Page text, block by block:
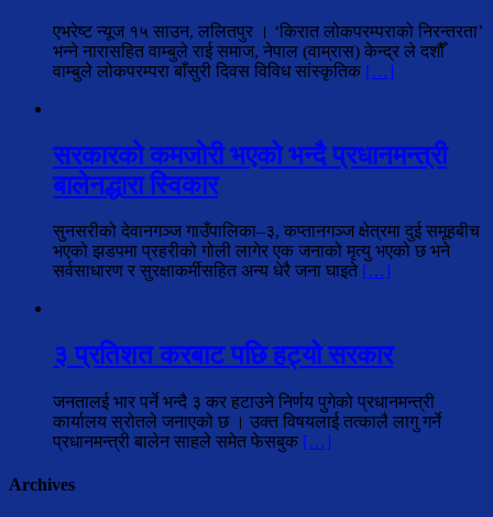
एभरेष्ट न्यूज १५ साउन, ललितपुर । ‘किरात लोकपरम्पराको निरन्तरता’
भन्ने नारासहित वाम्बुले राई समाज, नेपाल (वाम्रास) केन्द्र ले दशौँ
वाम्बुले लोकपरम्परा बाँसुरी दिवस विविध सांस्कृतिक […]
सरकारको कमजोरी भएको भन्दै प्रधानमन्त्री
बालेनद्धारा स्विकार
सुनसरीको देवानगञ्ज गाउँपालिका–३, कप्तानगञ्ज क्षेत्रमा दुई समूहबीच
भएको झडपमा प्रहरीको गोली लागेर एक जनाको मृत्यु भएको छ भने
सर्वसाधारण र सुरक्षाकर्मीसहित अन्य धेरै जना घाइते […]
३ प्रतिशत करबाट पछि हट्यो सरकार
जनतालई भार पर्ने भन्दै ३ कर हटाउने निर्णय पुगेको प्रधानमन्त्री
कार्यालय स्रोतले जनाएको छ । उक्त विषयलाई तत्कालै लागु गर्ने
प्रधानमन्त्री बालेन साहले समेत फेसबुक […]
Archives